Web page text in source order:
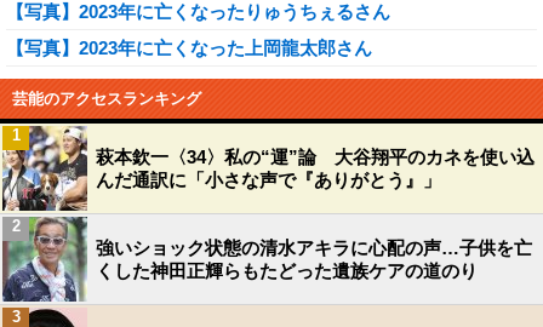
【写真】2023年に亡くなったりゅうちぇるさん
【写真】2023年に亡くなった上岡龍太郎さん
芸能のアクセスランキング
萩本欽一〈34〉私の“運”論 大谷翔平のカネを使い込
んだ通訳に「小さな声で『ありがとう』」
1
強いショック状態の清水アキラに心配の声…子供を亡
くした神田正輝らもたどった遺族ケアの道のり
2
3